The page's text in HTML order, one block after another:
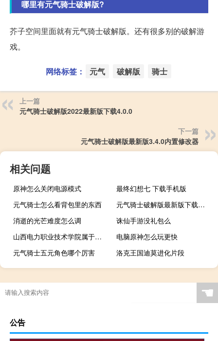
哪里有元气骑士破解版?
芥子空间里面就有元气骑士破解版。还有很多别的破解游
戏。
网络标签： 元气 破解版 骑士
上一篇
元气骑士破解版2022最新版下载4.0.0
下一篇
元气骑士破解版最新版3.4.0内置修改器
相关问题
原神怎么关闭电源模式
最终幻想七 下载手机版
元气骑士怎么看背包里的东西
元气骑士破解版最新版下载无限人物
消逝的光芒难度怎么调
诛仙手游没礼包么
山西电力职业技术学院属于双高计划院校吗
电脑原神怎么玩更快
元气骑士五元角色哪个厉害
洛克王国迪莫进化片段
☚
公告